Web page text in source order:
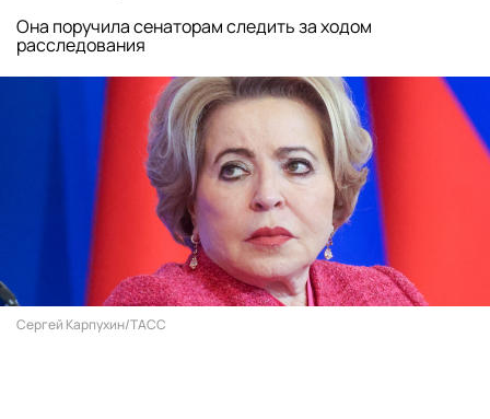
Она поручила сенаторам следить за ходом
расследования
Сергей Карпухин/ТАСС